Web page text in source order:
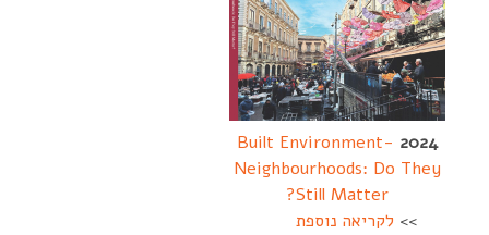
2024
Built Environment-
Neighbourhoods: Do They
Still Matter?
>> לקריאה נוספת